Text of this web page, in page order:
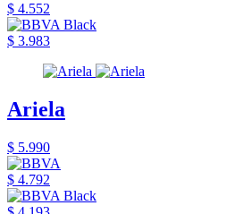
$ 4.552
$ 3.983
Ariela
$ 5.990
$ 4.792